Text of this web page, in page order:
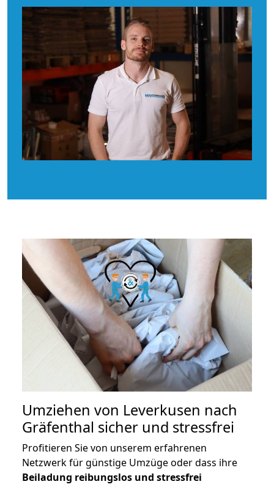
Umziehen von Leverkusen nach
Gräfenthal sicher und stressfrei
Profitieren Sie von unserem erfahrenen
Netzwerk für günstige Umzüge oder dass ihre
Beiladung reibungslos und stressfrei